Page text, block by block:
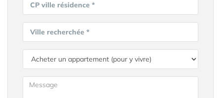
CP ville résidence *
Ville recherchée *